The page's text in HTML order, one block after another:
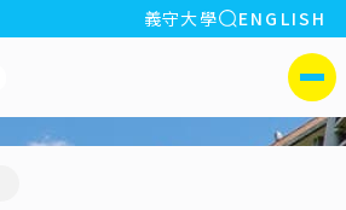
:::
義守大學 全站搜索
ENGLISH
側選單